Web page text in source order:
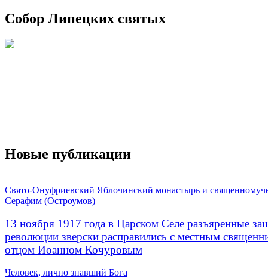
Собор Липецких святых
Новые публикации
Свято-Онуфриевский Яблочинский монастырь и
Серафим (Остроумов)
13 ноября 1917 года в Царском Селе разъяренные
революции зверски расправились с местным
отцом Иоанном Кочуровым
Человек, лично знавший Бога